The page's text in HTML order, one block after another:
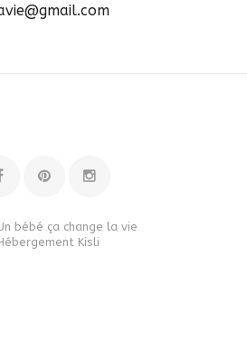
bébé ça change la vie
Hébergement Kisli